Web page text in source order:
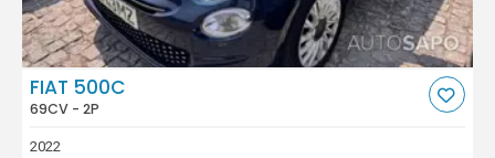
FIAT 500C
69CV - 2P
2022